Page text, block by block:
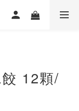
12顆/